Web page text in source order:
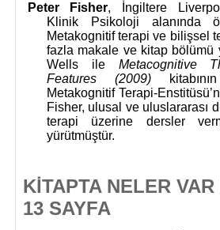
Peter Fisher, İngiltere
Klinik Psikoloji alanında
Metakognitif terapi ve bilişsel
fazla makale ve kitap bölümü
Wells ile Metacognitive
Features (2009)
Metakognitif Terapi-
Fisher, ulusal ve uluslararası
terapi üzerine dersler
yürütmüştür.
KİTAPTA NELER
13 SAYFA